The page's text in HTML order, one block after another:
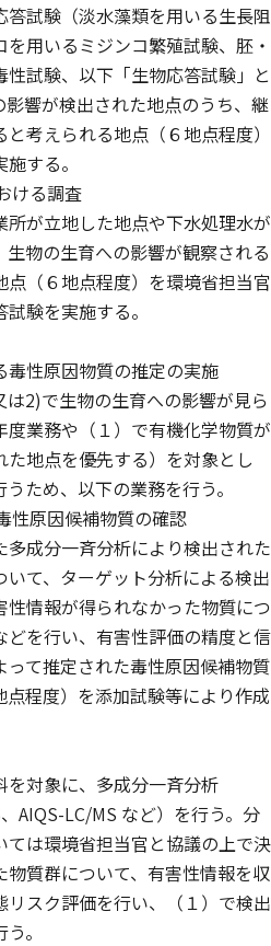
試験（淡水藻類を用いる生長阻
用いるミジンコ繁殖試験、胚・
試験、以下「生物応答試験」と
響が検出された地点のうち、継
考えられる地点（６地点程度）
する。
ける調査
が立地した地点や下水処理水が
物の生育への影響が観察される
（６地点程度）を環境省担当官
験を実施する。
毒性原因物質の推定の実施
2)で生物の生育への影響が見ら
業務や（１）で有機化学物質が
地点を優先する）を対象とし
ため、以下の業務を行う。
性原因候補物質の確認
成分一斉分析により検出された
て、ターゲット分析による検出
情報が得られなかった物質につ
どを行い、有害性評価の精度と信
て推定された毒性原因候補物質
程度）を添加試験等により作成
対象に、多成分一斉分析
AIQS-LC/MS など）を行う。分
は環境省担当官と協議の上で決
質群について、有害性情報を収
スク評価を行い、（１）で検出
。